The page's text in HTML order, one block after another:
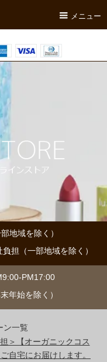
メニュー
地域を除く）
担（一部地域を除く）
PM17:00
年始を除く）
ン一覧
＞【オーガニックコス
自宅にお届けします。